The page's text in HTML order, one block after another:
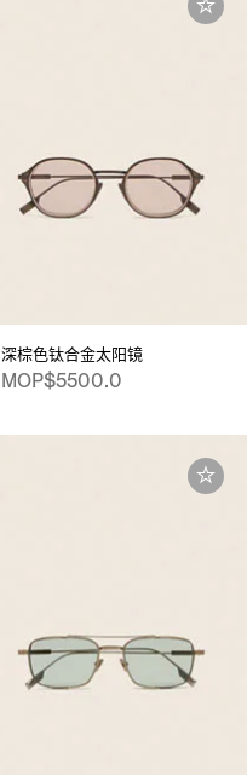
深棕色钛合金太阳镜
MOP$5500.0